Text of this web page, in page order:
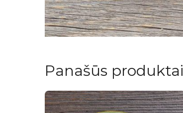
Panašūs produktai